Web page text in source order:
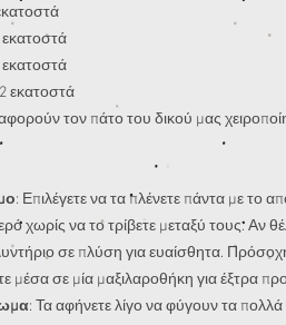
εκατοστά
τον πάτο του δικού μας
: Επιλέγετε να τα πλένετε πάντα με το
χωρίς να το τρίβετε μεταξύ τους. Αν
σε πλύση για ευαίσθητα.
μέσα σε μία μαξιλαροθήκη για έξτρα
: Τα αφήνετε λίγο να φύγουν τα